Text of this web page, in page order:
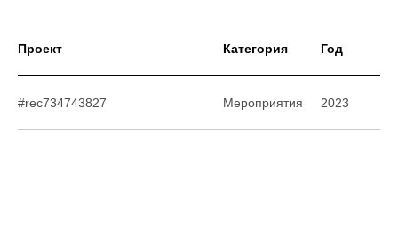
Проект Категория Год
#rec734743827 Мероприятия 2023